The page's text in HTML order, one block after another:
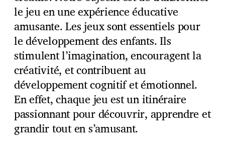
le jeu en une expérience éducative
amusante. Les jeux sont essentiels pour
le développement des enfants. Ils
stimulent l’imagination, encouragent la
créativité, et contribuent au
développement cognitif et émotionnel.
En effet, chaque jeu est un itinéraire
passionnant pour découvrir, apprendre et
grandir tout en s’amusant.